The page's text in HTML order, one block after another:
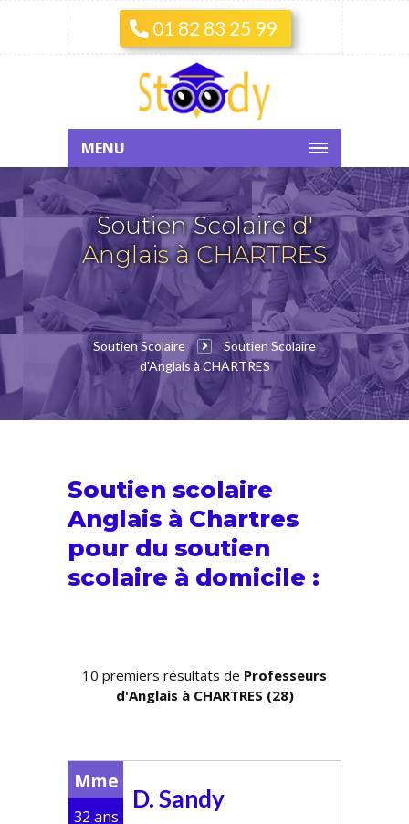
01 82 83 25 99
MENU
Soutien Scolaired'
Anglais à CHARTRES
Soutien Scolaire
Soutien Scolaire
d'Anglais à CHARTRES
Soutien scolaire
Anglais à Chartres
pour du soutien
scolaire à domicile :
10 premiers résultats de Professeurs
d'Anglais à CHARTRES (28)
Mme
32 ans
D. Sandy